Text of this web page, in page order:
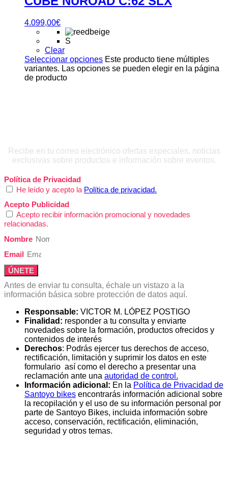
4.099,00€
S
Clear
Seleccionar opciones Este producto tiene múltiples
variantes. Las opciones se pueden elegir en la página
de producto
Recibe en tu correo electrónico ofertas especiales, noticias
exclusivas sobre productos e información sobre eventos.
Política de Privacidad
He leído y acepto la Política de privacidad.
Acepto Publicidad
Acepto recibir información promocional y novedades
relacionadas.
Nombre
Email
ÚNETE
Antes de enviar tu consulta, échale un vistazo a la
información básica sobre protección de datos aquí.
Responsable: VICTOR M. LÓPEZ POSTIGO
Finalidad: responder a tu consulta y enviarte
novedades sobre la formación, productos ofrecidos y
contenidos de interés
Derechos: Podrás ejercer tus derechos de acceso,
rectificación, limitación y suprimir los datos en este
formulario así como el derecho a presentar una
reclamación ante una autoridad de control.
Información adicional: En la Política de Privacidad de
Santoyo bikes encontrarás información adicional sobre
la recopilación y el uso de su información personal por
parte de Santoyo Bikes, incluida información sobre
acceso, conservación, rectificación, eliminación,
seguridad y otros temas.